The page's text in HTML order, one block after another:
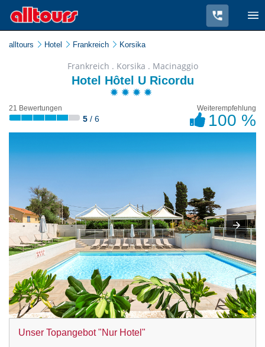
alltours Hotel Frankreich Korsika
Frankreich . Korsika . Macinaggio
Hotel Hôtel U Ricordu
21 Bewertungen
5 / 6
Weiterempfehlung
100 %
Unser Topangebot "Nur Hotel"